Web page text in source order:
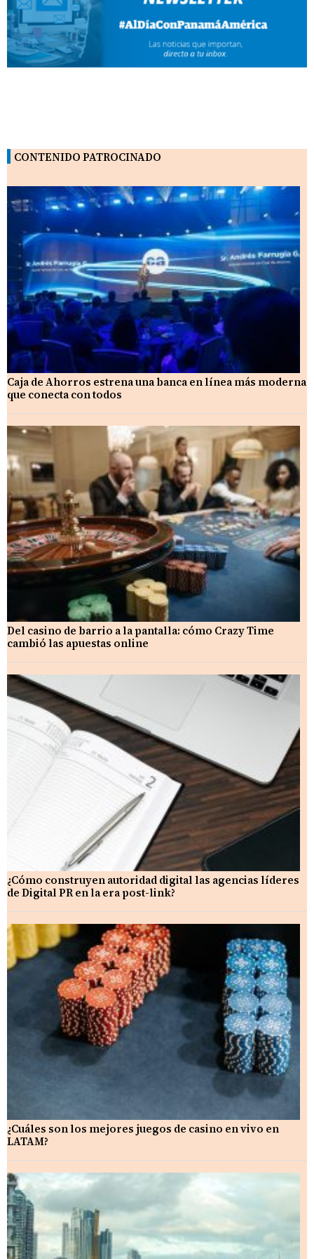
CONTENIDO PATROCINADO
Caja de Ahorros estrena una banca en línea más moderna
que conecta con todos
Del casino de barrio a la pantalla: cómo Crazy Time
cambió las apuestas online
¿Cómo construyen autoridad digital las agencias líderes
de Digital PR en la era post-link?
¿Cuáles son los mejores juegos de casino en vivo en
LATAM?